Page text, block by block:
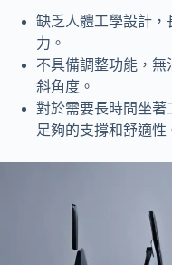
缺乏人體工學設計，
力。
不具備調整功能，
斜角度。
對於需要長時間坐著
足夠的支撐和舒適性